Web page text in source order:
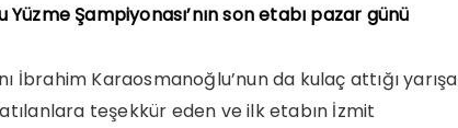
Şampiyonası’nın son etabı pazar günü
İbrahim Karaosmanoğlu’nun da kulaç attığı yarışa
teşekkür eden ve ilk etabın İzmit